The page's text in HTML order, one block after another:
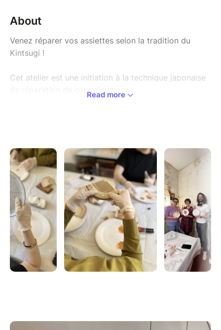
About
Venez réparer vos assiettes selon la tradition du
Kintsugi !
Cet atelier est une initiation à la technique japonaise
de réparation de céramique.
C'est un atelier qui apprend la patience et nous
rappelle la beauté de sublimer une réparation.
Kintsugi signifie « jointure en or », technique
japonaise qui consiste à réparer des céramiques
cassées avec de l'or.
La méthode traditionnelle ne peut être réalisée en
quelques heures, je vous propose une découverte du
Kintsugi.
Les pièces réparées avec cette technique simplifiée
et devient paradoxalement plus résistant, plus beau
Read more